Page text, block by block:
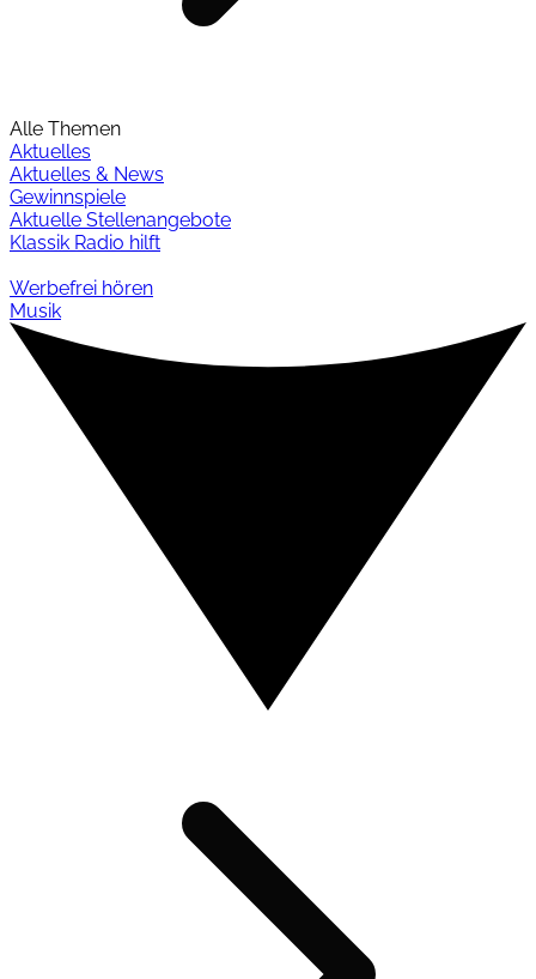
Alle Themen
Aktuelles
Aktuelles & News
Gewinnspiele
Aktuelle Stellenangebote
Klassik Radio hilft
Werbefrei hören
Musik